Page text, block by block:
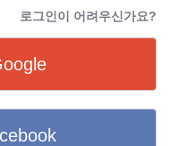
로그인이 어려우신가요?